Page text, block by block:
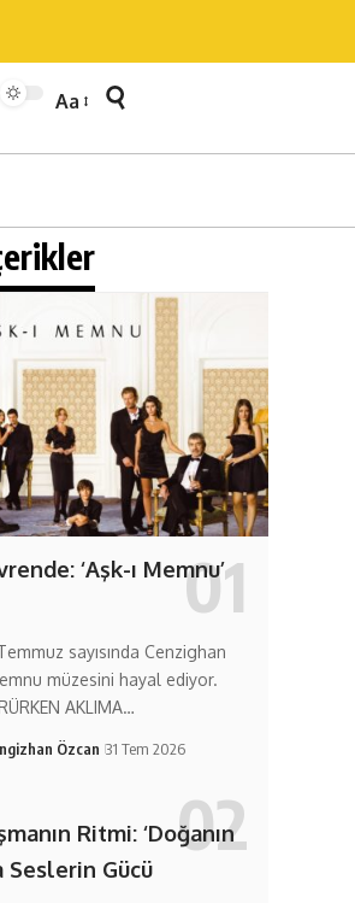
Aa
‘Aşk-ı Memnu’
sayısında Cenzighan
müzesini hayal ediyor.
AKLIMA…
Özcan 31 Tem 2026
Ritmi: ‘Doğanın
Seslerin Gücü